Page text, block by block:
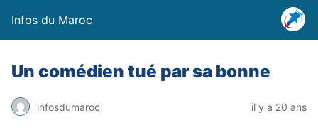
Infos du Maroc
Un comédien tué par sa bonne
infosdumaroc il y a 20 ans